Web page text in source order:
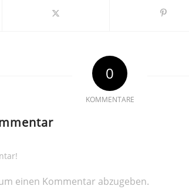
0
KOMMENTARE
einen Kommentar abzugeben.